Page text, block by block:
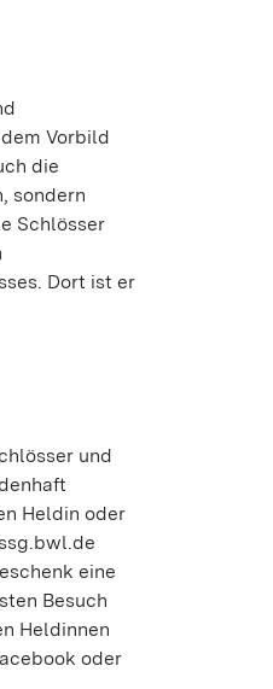
Vorbild
die
sondern
Schlösser
Dort ist er
und
Heldin oder
eine
Besuch
Heldinnen
oder